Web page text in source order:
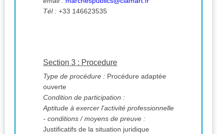
Tél : +33 146623535
Section 3 : Procedure
Type de procédure : Procédure adaptée
ouverte
Condition de participation :
Aptitude à exercer l'activité professionnelle
- conditions / moyens de preuve :
Justificatifs de la situation juridique